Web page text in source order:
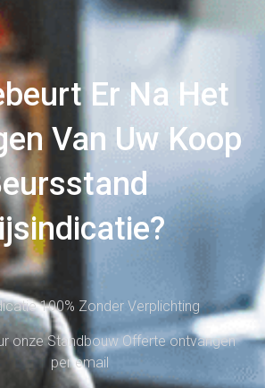
Er Na Het
Van Uw Koop
100% Zonder Verplichting
onze Standbouw Offerte ontvangen
per email